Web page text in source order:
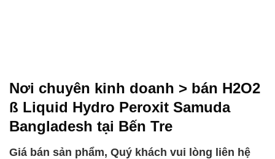
Nơi chuyên kinh doanh > bán H2O2
ß Liquid Hydro Peroxit Samuda
Bangladesh tại Bến Tre
Giá bán sản phẩm, Quý khách vui lòng liên hệ